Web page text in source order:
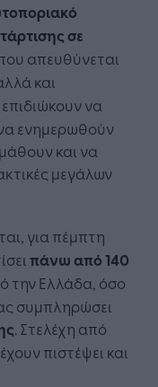
σε
απευθύνεται
και
να
ενημερωθούν
και να
μεγάλων
για πέμπτη
πάνω από 140
την Ελλάδα, όσο
συμπληρώσει
. Στελέχη από
έχουν πιστέψει και